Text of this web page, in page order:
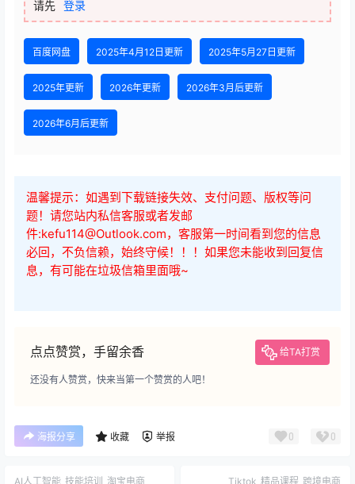
请先 登录
百度网盘 2025年4月12日更新 2025年5月27日更新
2025年更新 2026年更新 2026年3月后更新
2026年6月后更新
温馨提示：如遇到下载链接失效、支付问题、版权等问
题！请您站内私信客服或者发邮
件:kefu114@Outlook.com，客服第一时间看到您的信息
必回，不负信赖，始终守候！！！如果您未能收到回复信
息，有可能在垃圾信箱里面哦~
点点赞赏，手留余香 给TA打赏
还没有人赞赏，快来当第一个赞赏的人吧！
海报分享 收藏 举报 0 0
AI人工智能 技能培训 淘宝电商
Tiktok 精品课程 跨境电商